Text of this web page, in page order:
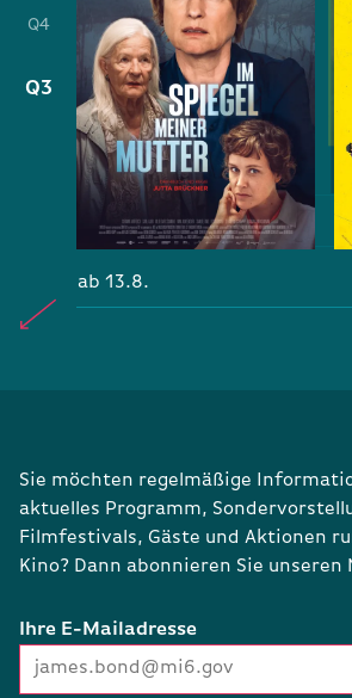
Q3
Q4
ab 13.8.
ab 8.10.
ab 13.8.
ab 8.10.
Sie möchten regelmäßige
aktuelles Programm,
Filmfestivals, Gäste und Aktionen
Kino? Dann abonnieren Sie unseren
Ihre E-Mailadresse